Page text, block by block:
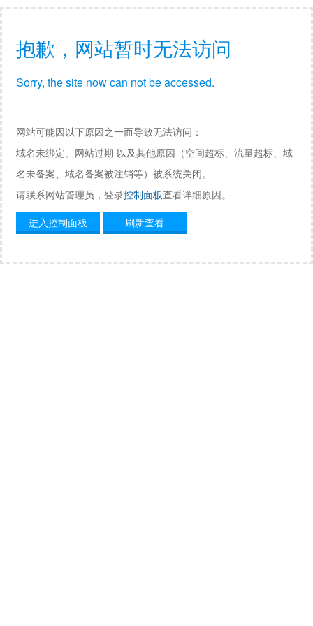
抱歉，网站暂时无法访问
Sorry, the site now can not be accessed.
网站可能因以下原因之一而导致无法访问：
域名未绑定、网站过期 以及其他原因（空间超标、流量超标、域
名未备案、域名备案被注销等）被系统关闭。
请联系网站管理员，登录控制面板查看详细原因。
进入控制面板
刷新查看